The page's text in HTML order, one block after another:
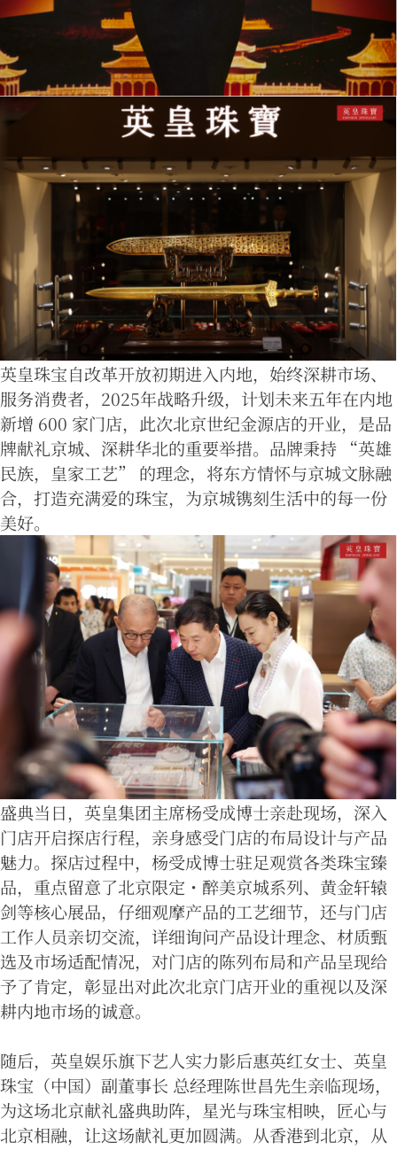
英皇珠宝自改革开放初期进入内地，始终深耕市场、
服务消费者，2025年战略升级，计划未来五年在内地
新增 600 家门店，此次北京世纪金源店的开业，是品
牌献礼京城、深耕华北的重要举措。品牌秉持 “英雄
民族，皇家工艺” 的理念，将东方情怀与京城文脉融
合，打造充满爱的珠宝，为京城镌刻生活中的每一份
美好。
盛典当日，英皇集团主席杨受成博士亲赴现场，深入
门店开启探店行程，亲身感受门店的布局设计与产品
魅力。探店过程中，杨受成博士驻足观赏各类珠宝臻
品，重点留意了北京限定・醉美京城系列、黄金轩辕
剑等核心展品，仔细观摩产品的工艺细节，还与门店
工作人员亲切交流，详细询问产品设计理念、材质甄
选及市场适配情况，对门店的陈列布局和产品呈现给
予了肯定，彰显出对此次北京门店开业的重视以及深
耕内地市场的诚意。
随后，英皇娱乐旗下艺人实力影后惠英红女士、英皇
珠宝（中国）副董事长 总经理陈世昌先生亲临现场，
为这场北京献礼盛典助阵，星光与珠宝相映，匠心与
北京相融，让这场献礼更加圆满。从香港到北京，从